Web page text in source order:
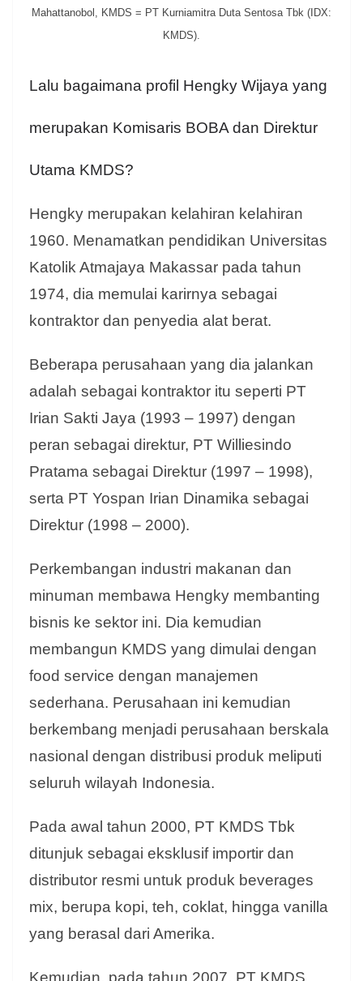
Mahattanobol, KMDS = PT Kurniamitra Duta Sentosa Tbk (IDX:
KMDS).
Lalu bagaimana profil Hengky Wijaya yang
merupakan Komisaris BOBA dan Direktur
Utama KMDS?
Hengky merupakan kelahiran kelahiran
1960. Menamatkan pendidikan Universitas
Katolik Atmajaya Makassar pada tahun
1974, dia memulai karirnya sebagai
kontraktor dan penyedia alat berat.
Beberapa perusahaan yang dia jalankan
adalah sebagai kontraktor itu seperti PT
Irian Sakti Jaya (1993 – 1997) dengan
peran sebagai direktur, PT Williesindo
Pratama sebagai Direktur (1997 – 1998),
serta PT Yospan Irian Dinamika sebagai
Direktur (1998 – 2000).
Perkembangan industri makanan dan
minuman membawa Hengky membanting
bisnis ke sektor ini. Dia kemudian
membangun KMDS yang dimulai dengan
food service dengan manajemen
sederhana. Perusahaan ini kemudian
berkembang menjadi perusahaan berskala
nasional dengan distribusi produk meliputi
seluruh wilayah Indonesia.
Pada awal tahun 2000, PT KMDS Tbk
ditunjuk sebagai eksklusif importir dan
distributor resmi untuk produk beverages
mix, berupa kopi, teh, coklat, hingga vanilla
yang berasal dari Amerika.
Kemudian, pada tahun 2007, PT KMDS